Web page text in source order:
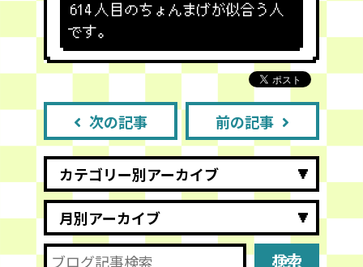
614 人目のちょんまげが似合う人
です。
次の記事 前の記事